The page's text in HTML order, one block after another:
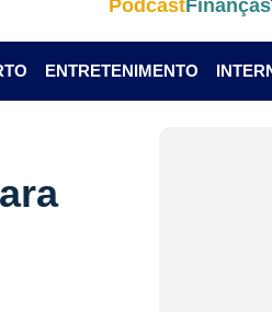
PodcastFinanças
ENTRETENIMENTO